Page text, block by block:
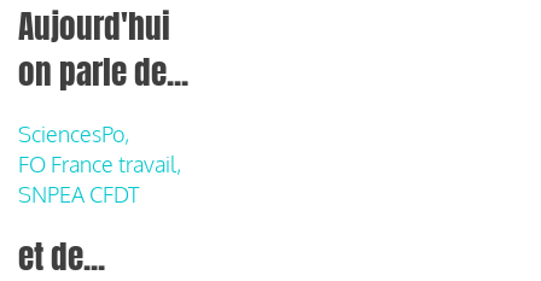
Aujourd'hui
on parle de...
SciencesPo,
FO France travail,
SNPEA CFDT
et de...